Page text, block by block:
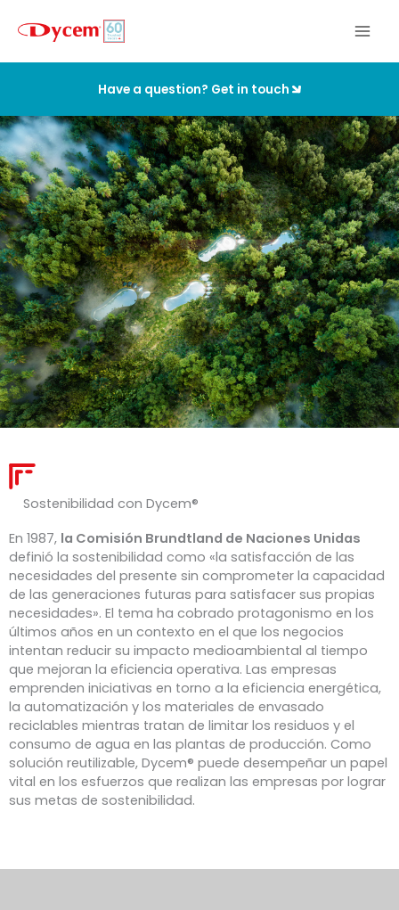
contenido
Have a question? Get in touch
Sostenibilidad con Dycem®
En 1987, la Comisión Brundtland de Naciones Unidas
definió la sostenibilidad como «la satisfacción de las
necesidades del presente sin comprometer la capacidad
de las generaciones futuras para satisfacer sus propias
necesidades». El tema ha cobrado protagonismo en los
últimos años en un contexto en el que los negocios
intentan reducir su impacto medioambiental al tiempo
que mejoran la eficiencia operativa. Las empresas
emprenden iniciativas en torno a la eficiencia energética,
la automatización y los materiales de envasado
reciclables mientras tratan de limitar los residuos y el
consumo de agua en las plantas de producción. Como
solución reutilizable, Dycem® puede desempeñar un papel
vital en los esfuerzos que realizan las empresas por lograr
sus metas de sostenibilidad.